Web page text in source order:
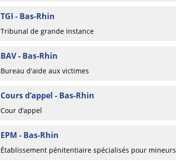
TGI - Bas-Rhin
Tribunal de grande instance
BAV - Bas-Rhin
Bureau d'aide aux victimes
Cours d’appel - Bas-Rhin
Cour d’appel
EPM - Bas-Rhin
Établissement pénitentiaire spécialisés pour mineurs